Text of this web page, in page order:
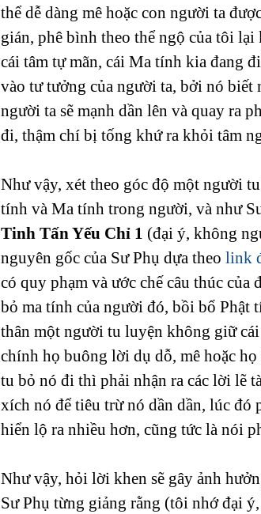
thể dễ dàng mê hoặc con người ta
gián, phê bình theo thể ngộ của tôi
cái tâm tự mãn, cái Ma tính kia đang
vào tư tưởng của người ta, bởi nó biết
người ta sẽ mạnh dần lên và quay ra
đi, thậm chí bị tống khứ ra khỏi tâm
Như vậy, xét theo góc độ một người
tính và Ma tính trong người, và như
Tinh Tấn Yếu Chỉ 1 (đại ý, không
nguyên gốc của Sư Phụ dựa theo link
có quy phạm và ước chế câu thúc
bỏ ma tính của người đó, bồi bổ Phật
thân một người tu luyện không giữ
chính họ buông lời dụ dỗ, mê hoặc
tu bỏ nó đi thì phải nhận ra các lời lẽ
xích nó để tiêu trừ nó dần dần, lúc đó
hiển lộ ra nhiều hơn, cũng tức là nói
Như vậy, hỏi lời khen sẽ gây ảnh
Sư Phụ từng giảng rằng (tôi nhớ đại